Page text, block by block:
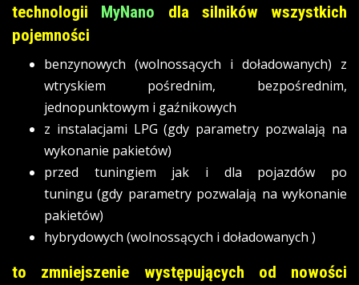
technologii MyNano dla silników wszystkich
pojemności
benzynowych (wolnossących i doładowanych) z
wtryskiem pośrednim, bezpośrednim,
jednopunktowym i gaźnikowych
z instalacjami LPG (gdy parametry pozwalają na
wykonanie pakietów)
przed tuningiem jak i dla pojazdów po
tuningu (gdy parametry pozwalają na wykonanie
pakietów)
hybrydowych (wolnossących i doładowanych )
to zmniejszenie występujących od nowości